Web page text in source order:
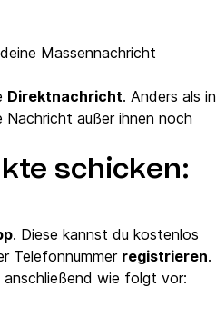
Massennachricht
Direktnachricht. Anders als in
außer ihnen noch
schicken:
. Diese kannst du kostenlos
Telefonnummer registrieren.
anschließend wie folgt vor: